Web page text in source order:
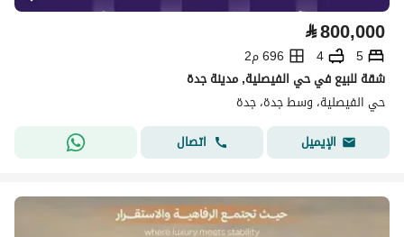
⃁800,000
5
4
696 م2
شقة للبيع في حي الفيصلية, مدينة جدة
حي الفيصلية، وسط جدة، جدة
الإيميل
اتصال